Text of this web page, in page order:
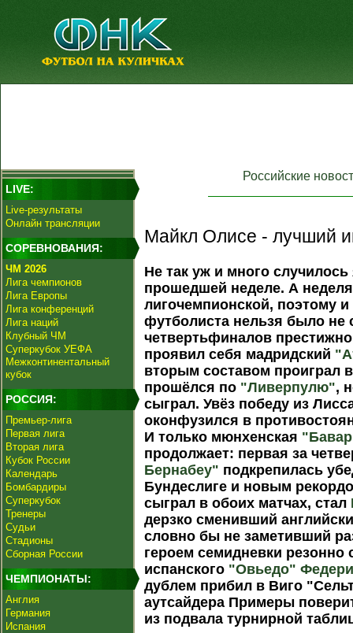
LIVE:
Live-результаты
Онлайн трансляции
СОРЕВНОВАНИЯ:
ЧМ 2026
Лига чемпионов
Лига Европы
Лига конференций
Лига наций
Клубный ЧМ
Суперкубок УЕФА
Межконтинентальный
кубок
РОССИЯ:
Премьер-лига
Первая лига
Вторая лига
Кубок России
Календарь
Бомбардиры
Суперкубок
Тренеры
Судьи
Стадионы
Сборная России
ЧЕМПИОНАТЫ:
Англия
Германия
Испания
Российские
Майкл Олисе - лучший
Не так уж и много
прошедшей неделе. А
лигочемпионской, поэтому
футболиста нельзя было не
четвертьфиналов
проявил себя мадридский
вторым составом проиграл
прошёлся по "Ливерпулю",
сыграл. Увёз победу из
оконфузился в
И только мюнхенская
продолжает: первая за
Бернабеу" подкрепилась
Бундеслиге и новым
сыграл в обоих матчах, стал
дерзко сменивший
словно бы не заметивший
героем семидневки резонно
испанского "Овьедо"
дублем прибил в Виго
аутсайдера Примеры
из подвала турнирной